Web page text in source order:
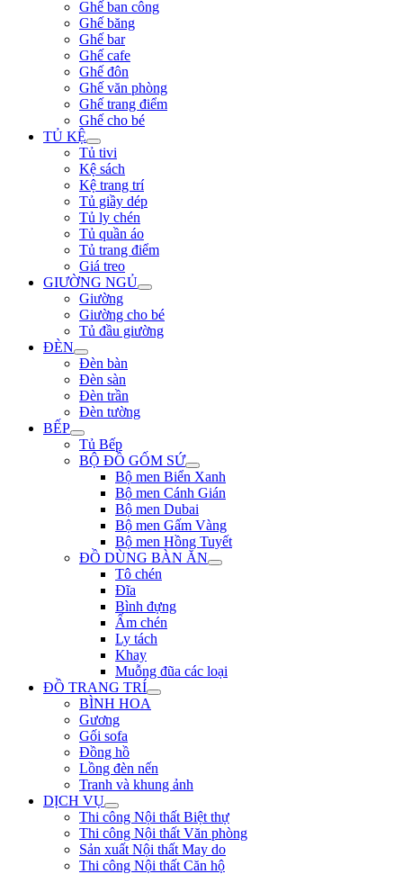
Ghế ban công
Ghế băng
Ghế bar
Ghế cafe
Ghế đôn
Ghế văn phòng
Ghế trang điểm
Ghế cho bé
TỦ KỆ
Tủ tivi
Kệ sách
Kệ trang trí
Tủ giầy dép
Tủ ly chén
Tủ quần áo
Tủ trang điểm
Giá treo
GIƯỜNG NGỦ
Giường
Giường cho bé
Tủ đầu giường
ĐÈN
Đèn bàn
Đèn sàn
Đèn trần
Đèn tường
BẾP
Tủ Bếp
BỘ ĐỒ GỐM SỨ
Bộ men Biển Xanh
Bộ men Cánh Gián
Bộ men Dubai
Bộ men Gấm Vàng
Bộ men Hồng Tuyết
ĐỒ DÙNG BÀN ĂN
Tô chén
Đĩa
Bình đựng
Ấm chén
Ly tách
Khay
Muỗng đũa các loại
ĐỒ TRANG TRÍ
BÌNH HOA
Gương
Gối sofa
Đồng hồ
Lồng đèn nến
Tranh và khung ảnh
DỊCH VỤ
Thi công Nội thất Biệt thự
Thi công Nội thất Văn phòng
Sản xuất Nội thất May do
Thi công Nội thất Căn hộ